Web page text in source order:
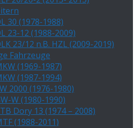
30 (1978-1988)
23-12 (1988-2009)
23/12 n.B. HZL (2009-2019)
Fahrzeuge
(1969-1987)
(1987-1994)
2000 (1976-1980)
W (1980-1990)
Dory 13 (1974 – 2008)
(1988-2011)